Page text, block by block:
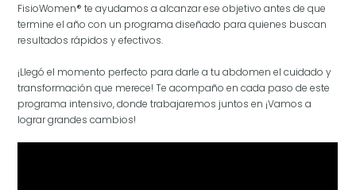
FisioWomen® te ayudamos a alcanzar ese objetivo antes de que
termine el año con un programa diseñado para quienes buscan
resultados rápidos y efectivos.
¡Llegó el momento perfecto para darle a tu abdomen el cuidado y
transformación que merece! Te acompaño en cada paso de este
programa intensivo, donde trabajaremos juntos en ¡Vamos a
lograr grandes cambios!